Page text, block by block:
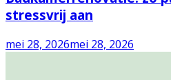
stressvrij aan
mei 28, 2026mei 28, 2026